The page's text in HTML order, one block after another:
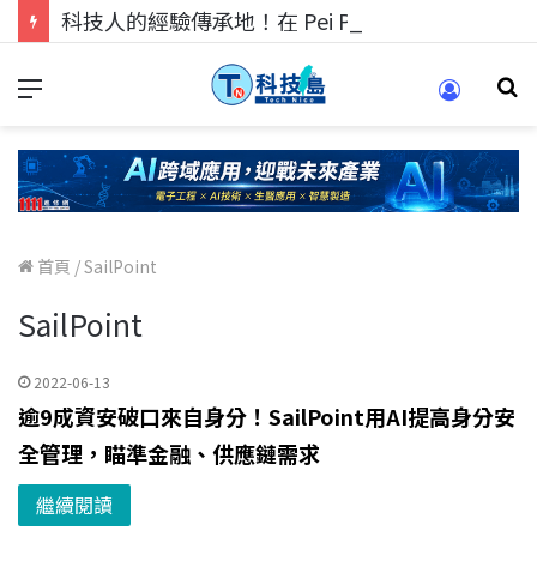
首頁 /SailPoint
SailPoint
2022-06-13
逾9成資安破口來自身分！SailPoint用AI提高身分安
全管理，瞄準金融、供應鏈需求
繼續閱讀